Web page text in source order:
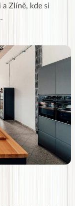
a Zlíně, kde si